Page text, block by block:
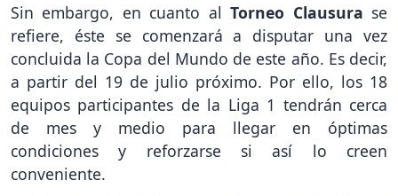
Sin embargo, en cuanto alTorneo Clausura se
refiere, éste se comenzará a disputar una vez
concluida la Copa del Mundo de este año. Es decir,
a partir del 19 de julio próximo. Por ello, los 18
equipos participantes de la Liga 1 tendrán cerca
de mes y medio para llegar en óptimas
condiciones y reforzarse si así lo creen
conveniente.